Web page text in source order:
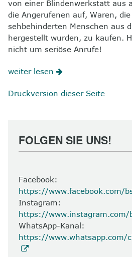
von einer Blindenwerkstatt aus
die Angerufenen auf, Waren,
sehbehinderten Menschen aus
hergestellt wurden, zu kaufen.
nicht um seriöse Anrufe!
weiter lesen
Druckversion dieser Seite
FOLGEN SIE UNS!
Facebook:
https://www.facebook.com/
Instagram:
https://www.instagram.com/
WhatsApp-Kanal:
https://www.whatsapp.com/